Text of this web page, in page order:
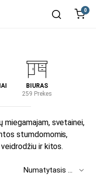
0
BIURAS
259 Prekes
svetainei,
stumdomomis,
ir kitos.